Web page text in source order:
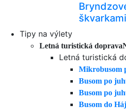
škvarkami
Tipy na výlety
Letná turistická doprava
Letná turistická
Mikrobusom
Busom po
Busom po
Busom do